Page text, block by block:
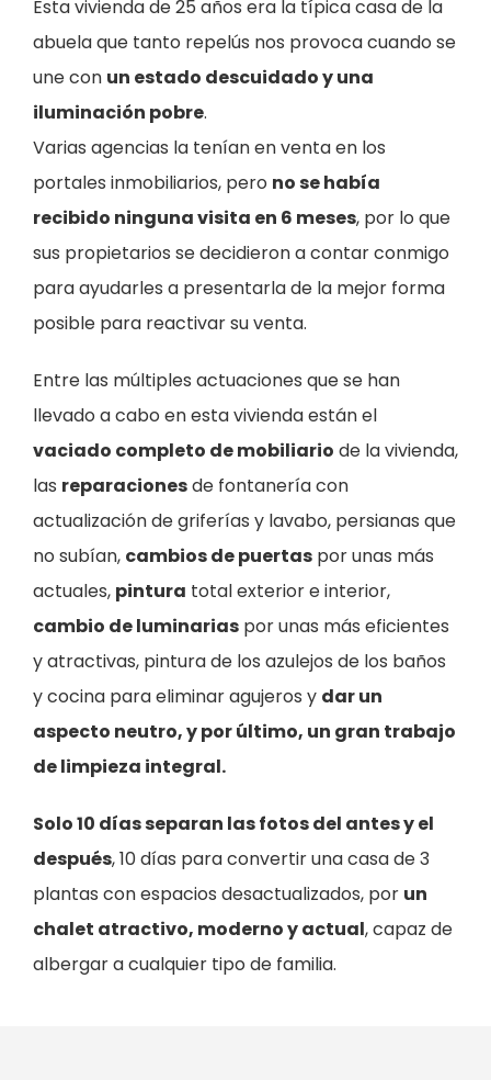
Esta vivienda de 25 años era la típica casa de la
abuela que tanto repelús nos provoca cuando se
une con un estado descuidado y una
iluminación pobre.
Varias agencias la tenían en venta en los
portales inmobiliarios, pero no se había
recibido ninguna visita en 6 meses, por lo que
sus propietarios se decidieron a contar conmigo
para ayudarles a presentarla de la mejor forma
posible para reactivar su venta.
Entre las múltiples actuaciones que se han
llevado a cabo en esta vivienda están el
vaciado completo de mobiliario de la vivienda,
las reparacionesde fontanería con
actualización de griferías y lavabo, persianas que
no subían, cambios de puertas por unas más
actuales, pintura total exterior e interior,
cambio de luminarias por unas más eficientes
y atractivas, pintura de los azulejos de los baños
y cocina para eliminar agujeros y dar un
aspecto neutro, y por último, un gran trabajo
de limpieza integral.
Solo 10 días separan las fotos del antes y el
después, 10 días para convertir una casa de 3
plantas con espacios desactualizados, por un
chalet atractivo, moderno y actual, capaz de
albergar a cualquier tipo de familia.